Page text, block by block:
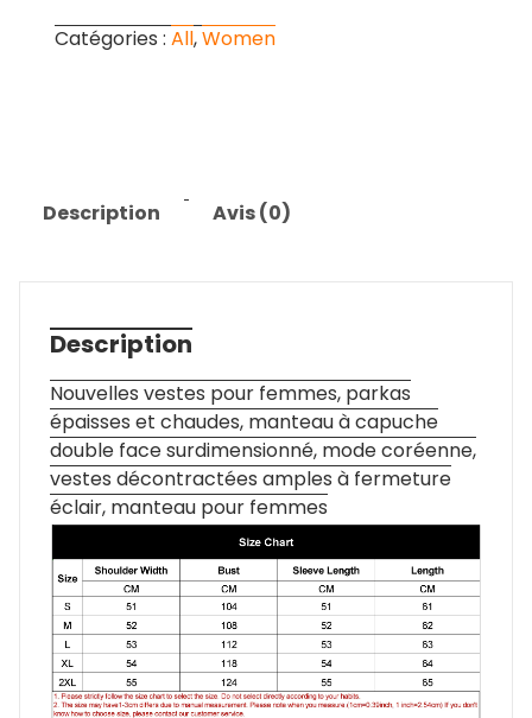
$57.22.$42.96.
Catégories : All,Women
Description Avis (0)
Description
Nouvelles vestes pour femmes, parkas
épaisses et chaudes, manteau à capuche
double face surdimensionné, mode coréenne,
vestes décontractées amples à fermeture
éclair, manteau pour femmes